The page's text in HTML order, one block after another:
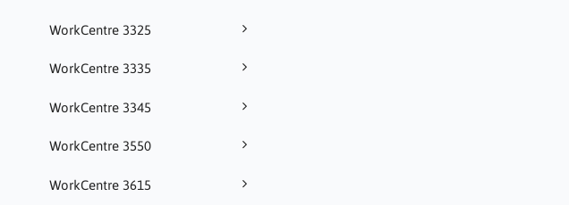
WorkCentre 3325
WorkCentre 3335
WorkCentre 3345
WorkCentre 3550
WorkCentre 3615